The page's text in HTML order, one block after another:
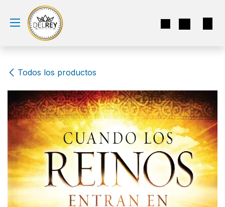
Ir al contenido
Todos los productos